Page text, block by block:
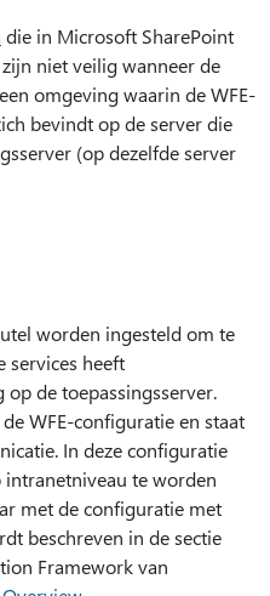
die in Microsoft SharePoint
niet veilig wanneer de
omgeving waarin de WFE-
bevindt op de server die
(op dezelfde server
worden ingesteld om te
services heeft
de toepassingsserver.
WFE-configuratie en staat
In deze configuratie
te worden
met de configuratie met
beschreven in de sectie
Framework van